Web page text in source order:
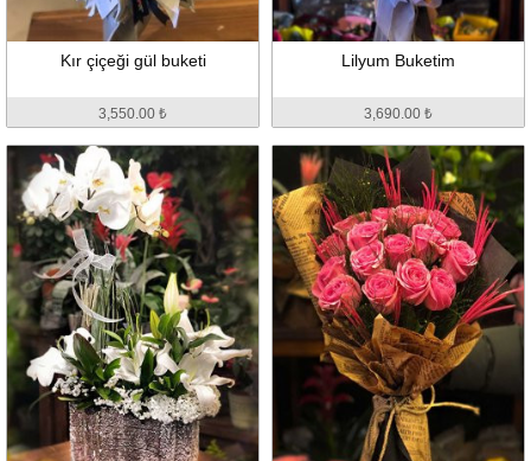
Kır çiçeği gül buketi
3,550.00 ₺
Lilyum Buketim
3,690.00 ₺